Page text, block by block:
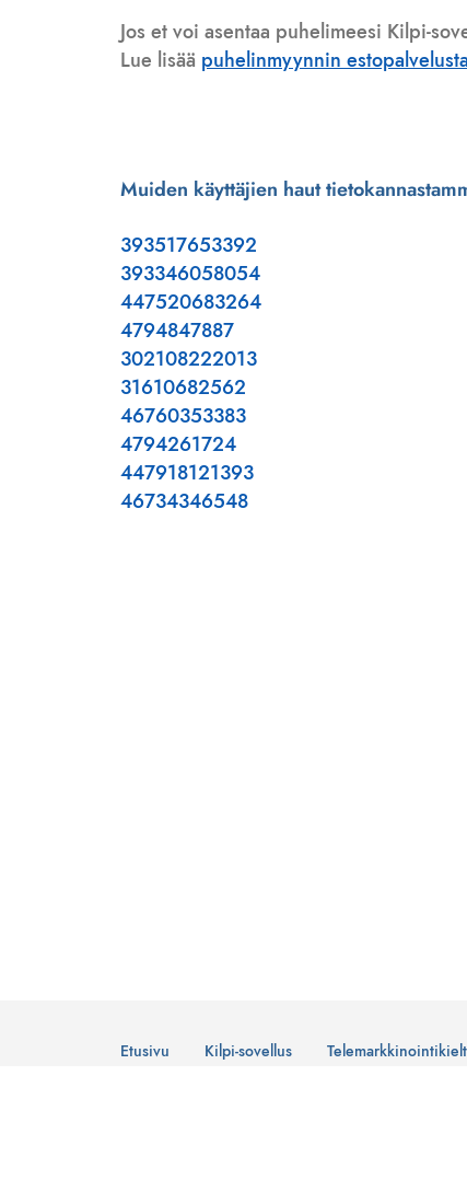
Jos et voi asentaa puhelimeesi Kilpi-
Lue lisää puhelinmyynnin estopalvelusta
Muiden käyttäjien haut
393517653392
393346058054
447520683264
4794847887
302108222013
31610682562
46760353383
4794261724
447918121393
46734346548
Etusivu Kilpi-sovellus